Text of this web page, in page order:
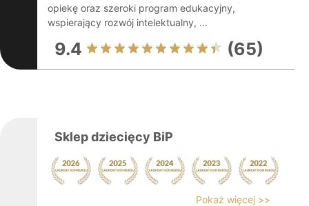
opiekę oraz szeroki program edukacyjny,
wspierający rozwój intelektualny, ...
9.4 (65)
Sklep dziecięcy BiP
Pokaż więcej >>